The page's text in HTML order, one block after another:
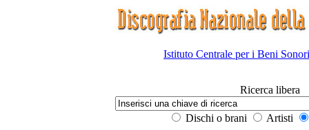
Istituto Centrale per i Beni
Ricerca libera
Dischi o brani Artisti